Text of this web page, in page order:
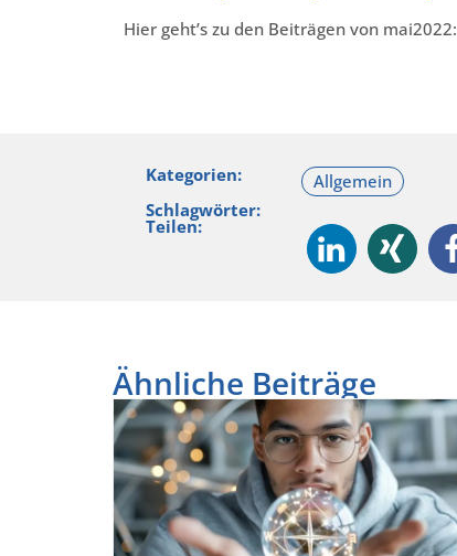
Hier geht’s zu den Beiträgen von mai2022:
Kategorien:
Schlagwörter:
Teilen:
Ähnliche Beiträge